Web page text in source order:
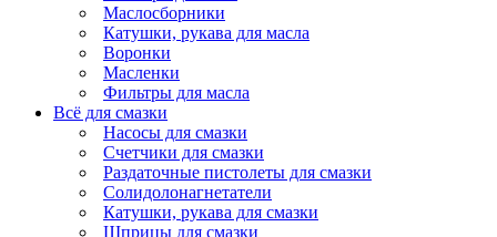
Маслосборники
Катушки, рукава для масла
Воронки
Масленки
Фильтры для масла
Всё для смазки
Насосы для смазки
Счетчики для смазки
Раздаточные пистолеты для смазки
Солидолонагнетатели
Катушки, рукава для смазки
Шприцы для смазки